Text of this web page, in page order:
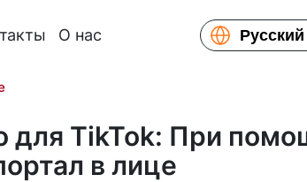
О нас
Русский
Français
для TikTok: При
в лице